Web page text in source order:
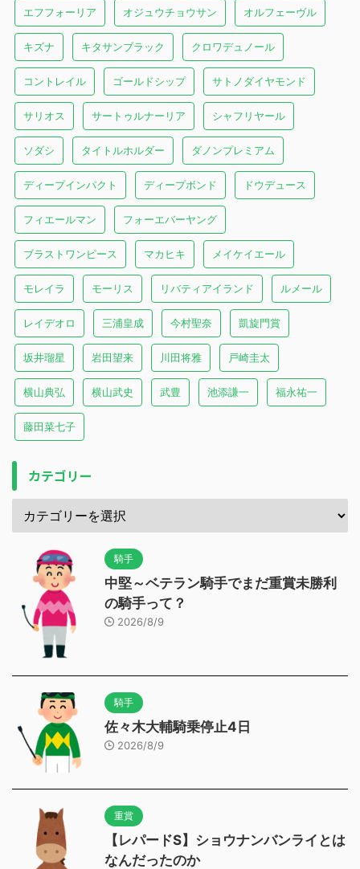
エフフォーリア オジュウチョウサン オルフェーヴル
キズナ キタサンブラック クロワデュノール
コントレイル ゴールドシップ サトノダイヤモンド
サリオス サートゥルナーリア シャフリヤール
ソダシ タイトルホルダー ダノンプレミアム
ディープインパクト ディープボンド ドウデュース
フィエールマン フォーエバーヤング
ブラストワンピース マカヒキ メイケイエール
モレイラ モーリス リバティアイランド ルメール
レイデオロ 三浦皇成 今村聖奈 凱旋門賞
坂井瑠星 岩田望来 川田将雅 戸崎圭太
横山典弘 横山武史 武豊 池添謙一 福永祐一
藤田菜七子
カテゴリー
騎手
中堅～ベテラン騎手でまだ重賞未勝利
の騎手って？
2026/8/9
騎手
佐々木大輔騎乗停止4日
2026/8/9
重賞
【レパードS】ショウナンバンライとは
なんだったのか